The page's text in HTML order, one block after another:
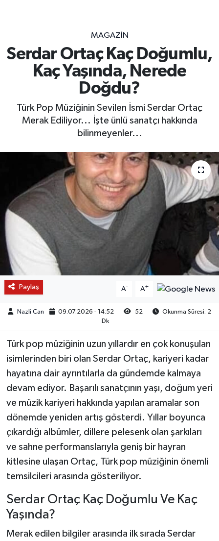
MAGAZİN
Serdar Ortaç Kaç Doğumlu,
Kaç Yaşında, Nerede
Doğdu?
Türk Pop Müziğinin Sevilen İsmi Serdar Ortaç
Merak Ediliyor... İşte ünlü sanatçı hakkında
bilinmeyenler...
Paylaş A- A+
Nazli Can 09.07.2026 - 14:52 52
Okunma Süresi: 2
Dk
Türk pop müziğinin uzun yıllardır en çok konuşulan
isimlerinden biri olan Serdar Ortaç, kariyeri kadar
hayatına dair ayrıntılarla da gündemde kalmaya
devam ediyor. Başarılı sanatçının yaşı, doğum yeri
ve müzik kariyeri hakkında yapılan aramalar son
dönemde yeniden artış gösterdi. Yıllar boyunca
çıkardığı albümler, dillere pelesenk olan şarkıları
ve sahne performanslarıyla geniş bir hayran
kitlesine ulaşan Ortaç, Türk pop müziğinin önemli
temsilcileri arasında gösteriliyor.
Serdar Ortaç Kaç Doğumlu Ve Kaç
Yaşında?
Merak edilen bilgiler arasında ilk sırada Serdar